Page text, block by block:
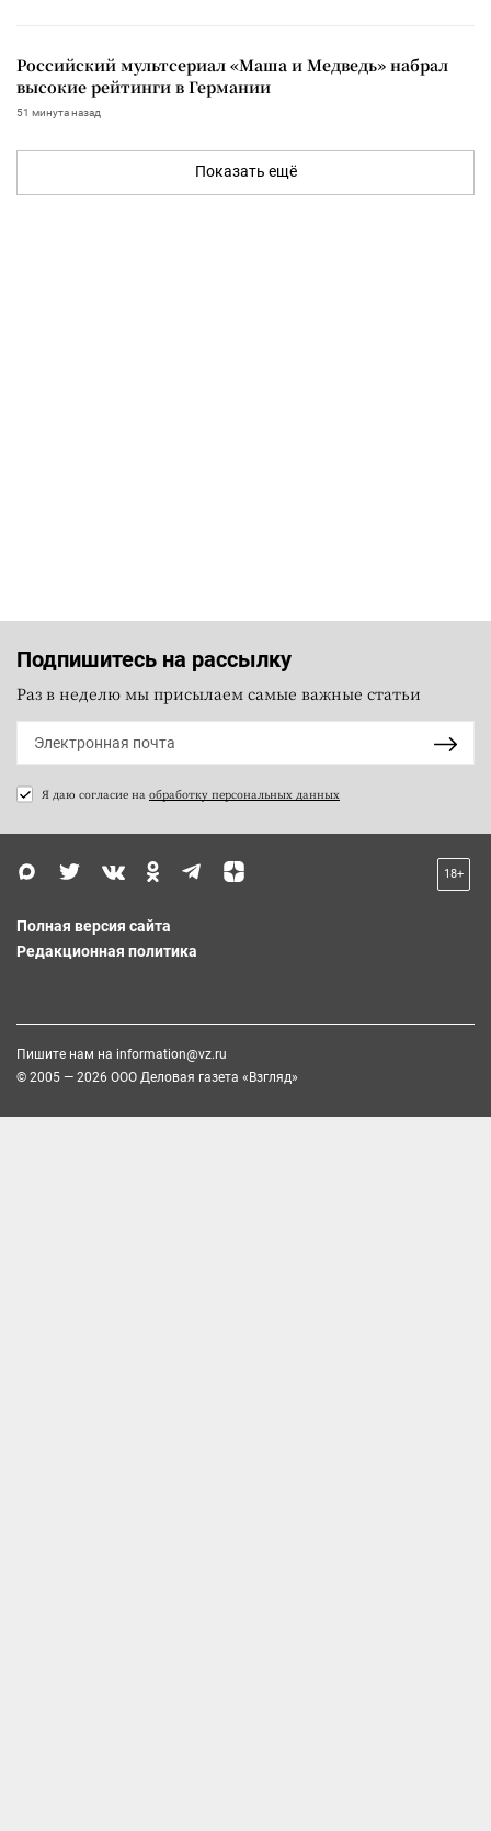
Российский мультсериал «Маша и Медведь» набрал
высокие рейтинги в Германии
51 минута назад
Показать ещё
Подпишитесь на рассылку
Раз в неделю мы присылаем самые важные статьи
Я даю согласие на обработку персональных данных
18+
Полная версия сайта
Редакционная политика
Пишите нам на information@vz.ru
© 2005 — 2026 ООО Деловая газета «Взгляд»